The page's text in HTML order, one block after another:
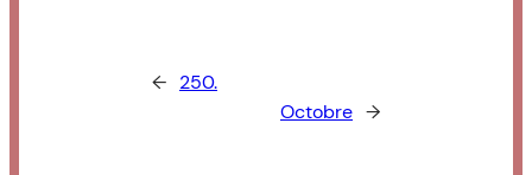
← 250.
Octobre →